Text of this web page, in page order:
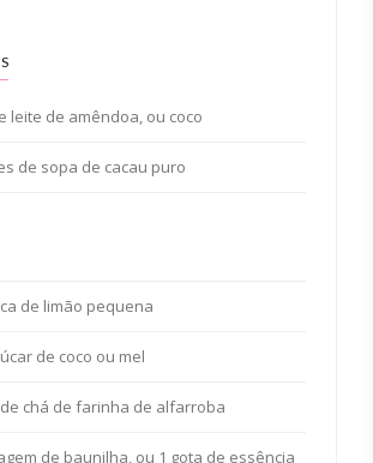
leite de amêndoa, ou coco
de sopa de cacau puro
de limão pequena
de coco ou mel
chá de farinha de alfarroba
de baunilha, ou 1 gota de essência